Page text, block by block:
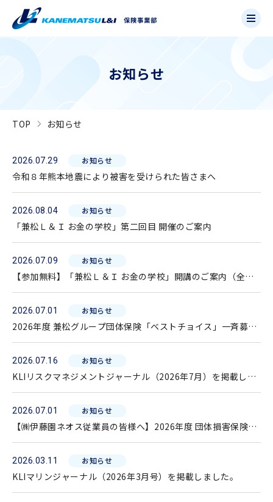
お知らせ
TOP お知らせ
2026.07.29 お知らせ
令和８年熊本地震により被害を受けられた皆さまへ
2026.08.04 お知らせ
「兼松Ｌ＆Ｉ お金の学校」第二回目 開催のご案内
2026.07.09 お知らせ
【参加無料】「兼松Ｌ＆Ｉ お金の学校」開講のご案内（全６
回）
2026.07.01 お知らせ
2026年度 兼松グループ団体保険「ベストチョイス」一斉募集
開始のご案内
2026.07.16 お知らせ
KLIリスクマネジメントジャーナル（2026年7月）を掲載しま
した。
2026.07.01 お知らせ
【㈱伊藤園ネオス従業員の皆様へ】2026年度 団体損害保険ベ
ストチョイス 一斉募集開始のご案内
2026.03.11 お知らせ
KLIマリンジャーナル（2026年3月号）を掲載しました。